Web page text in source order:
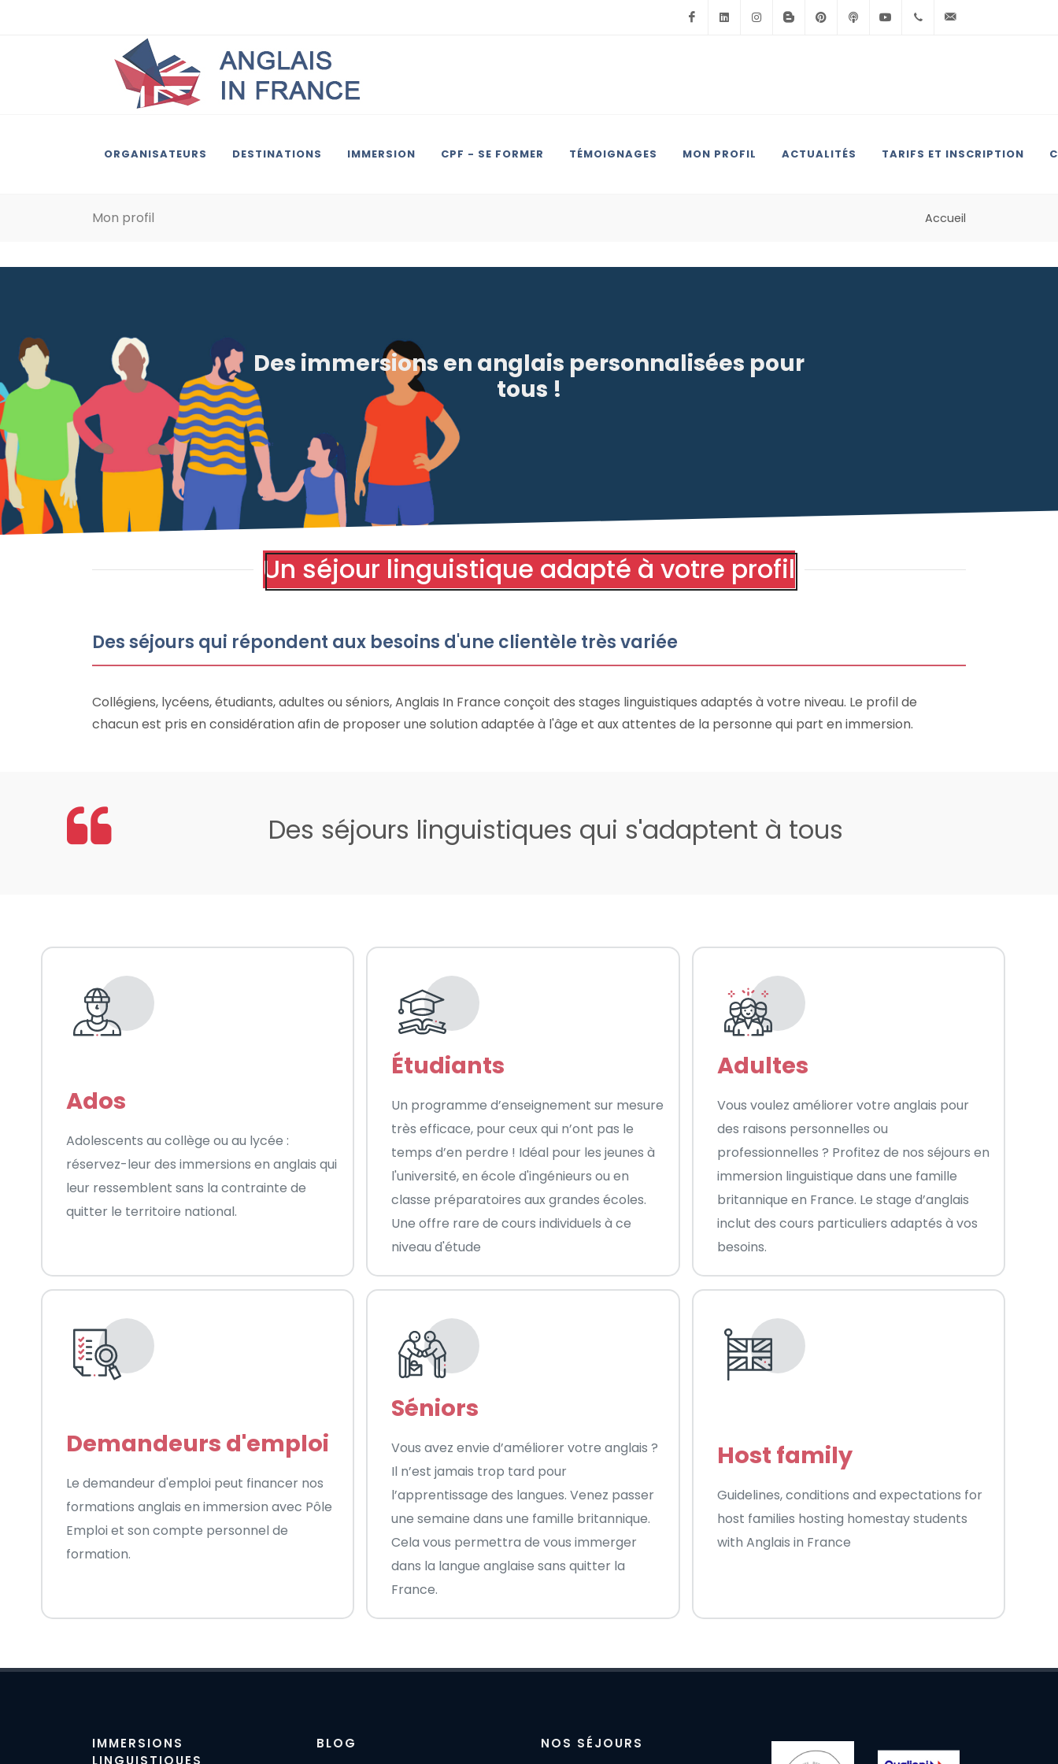
FacebookLinkedinInstagramBlogSpotPinterestPodcastYoutube+33(0)6.71.39.30.39
ORGANISATEURS DESTINATIONS IMMERSION CPF - SE FORMER TÉMOIGNAGES MON PROFIL ACTUALITÉS TARIFS ET INSCRIPTION
Mon profil Accueil
Des immersions en anglais personnalisées pour
tous !
Un séjour linguistique adapté à votre profil
Des séjours qui répondent aux besoins d'une clientèle très variée
Collégiens, lycéens, étudiants, adultes ou séniors, Anglais In France conçoit des stages linguistiques adaptés à votre niveau. Le profil de
chacun est pris en considération afin de proposer une solution adaptée à l'âge et aux attentes de la personne qui part en immersion.
Des séjours linguistiques qui s'adaptent à tous
Ados
Adolescents au collège ou au lycée :
réservez-leur des immersions en anglais qui
leur ressemblent sans la contrainte de
quitter le territoire national.
Étudiants
Un programme d’enseignement sur mesure
très efficace, pour ceux qui n’ont pas le
temps d’en perdre ! Idéal pour les jeunes à
l'université, en école d'ingénieurs ou en
classe préparatoires aux grandes écoles.
Une offre rare de cours individuels à ce
niveau d'étude
Adultes
Vous voulez améliorer votre anglais pour
des raisons personnelles ou
professionnelles ? Profitez de nos séjours en
immersion linguistique dans une famille
britannique en France. Le stage d’anglais
inclut des cours particuliers adaptés à vos
besoins.
Demandeurs d'emploi
Le demandeur d'emploi peut financer nos
formations anglais en immersion avec Pôle
Emploi et son compte personnel de
formation.
Séniors
Vous avez envie d’améliorer votre anglais ?
Il n’est jamais trop tard pour
l’apprentissage des langues. Venez passer
une semaine dans une famille britannique.
Cela vous permettra de vous immerger
dans la langue anglaise sans quitter la
France.
Host family
Guidelines, conditions and expectations for
host families hosting homestay students
with Anglais in France
IMMERSIONS
LINGUISTIQUES
BLOG NOS SÉJOURS